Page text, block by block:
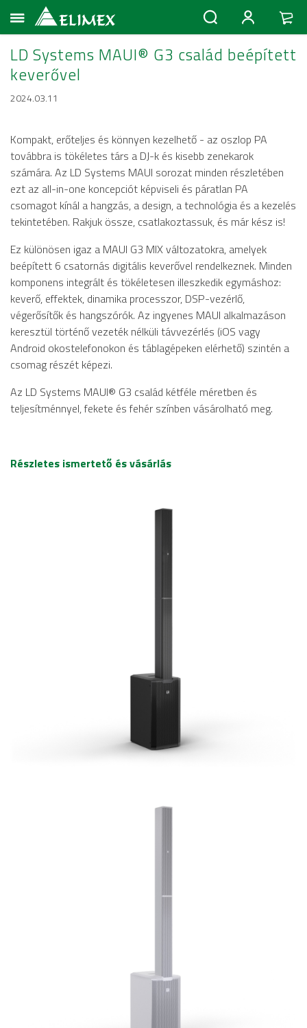
LD Systems MAUI® G3 család beépített
keverővel
2024.03.11
Kompakt, erőteljes és könnyen kezelhető - az oszlop PA
továbbra is tökéletes társ a DJ-k és kisebb zenekarok
számára. Az LD Systems MAUI sorozat minden részletében
ezt az all-in-one koncepciót képviseli és páratlan PA
csomagot kínál a hangzás, a design, a technológia és a kezelés
tekintetében. Rakjuk össze, csatlakoztassuk, és már kész is!
Ez különösen igaz a MAUI G3 MIX változatokra, amelyek
beépített 6 csatornás digitális keverővel rendelkeznek. Minden
komponens integrált és tökéletesen illeszkedik egymáshoz:
keverő, effektek, dinamika processzor, DSP-vezérlő,
végerősítők és hangszórók. Az ingyenes MAUI alkalmazáson
keresztül történő vezeték nélküli távvezérlés (iOS vagy
Android okostelefonokon és táblagépeken elérhető) szintén a
csomag részét képezi.
Az LD Systems MAUI® G3 család kétféle méretben és
teljesítménnyel, fekete és fehér színben vásárolható meg.
Részletes ismertető és vásárlás